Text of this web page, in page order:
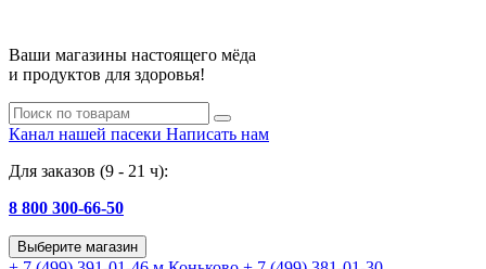
Ваши магазины настоящего мёда
и продуктов для здоровья!
Канал нашей пасеки Написать нам
Для заказов (9 - 21 ч):
8 800 300-66-50
Выберите магазин